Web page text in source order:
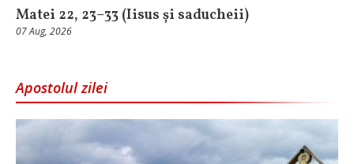
Matei 22, 23–33 (Iisus și saducheii)
07 Aug, 2026
Apostolul zilei